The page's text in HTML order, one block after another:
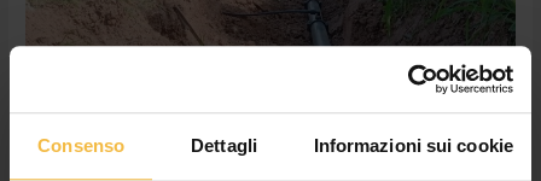
Consenso Dettagli Informazioni sui cookie